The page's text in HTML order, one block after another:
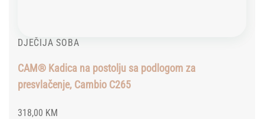
DJEČIJA SOBA
CAM® Kadica na postolju sa podlogom za
presvlačenje, Cambio C265
318,00 KM